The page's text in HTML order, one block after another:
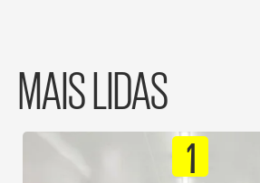
MAIS LIDAS
1